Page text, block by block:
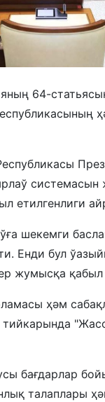
64-
етилгенлиги
шекемги
Енди бул
жумысқа қабыл
ҳәм
тийкарында
бағдарлар
талаплары